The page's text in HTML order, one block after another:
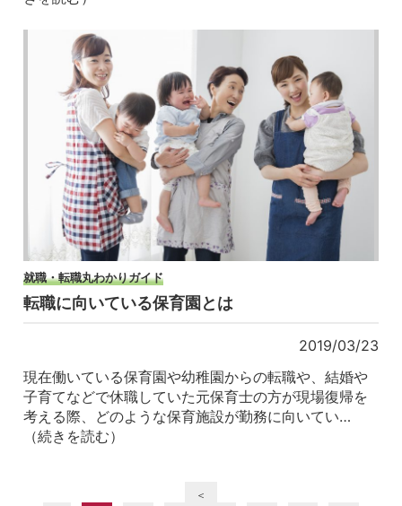
就職・転職丸わかりガイド
転職に向いている保育園とは
2019/03/23
現在働いている保育園や幼稚園からの転職や、結婚や
子育てなどで休職していた元保育士の方が現場復帰を
考える際、どのような保育施設が勤務に向いてい…
（続きを読む）
＜